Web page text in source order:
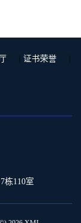
| 证书荣誉 |
栋110室